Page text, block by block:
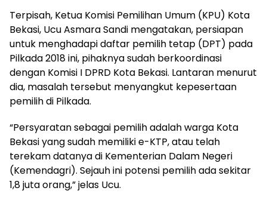
Terpisah, Ketua Komisi Pemilihan Umum (KPU) Kota
Bekasi, Ucu Asmara Sandi mengatakan, persiapan
untuk menghadapi daftar pemilih tetap (DPT) pada
Pilkada 2018 ini, pihaknya sudah berkoordinasi
dengan Komisi I DPRD Kota Bekasi. Lantaran menurut
dia, masalah tersebut menyangkut kepesertaan
pemilih di Pilkada.
“Persyaratan sebagai pemilih adalah warga Kota
Bekasi yang sudah memiliki e-KTP, atau telah
terekam datanya di Kementerian Dalam Negeri
(Kemendagri). Sejauh ini potensi pemilih ada sekitar
1,8 juta orang,” jelas Ucu.